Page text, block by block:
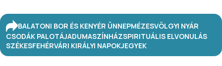
BALATONI BOR ÉS KENYÉR ÜNNEPMÉZESVÖLGYI NYÁR
CSODÁK PALOTÁJADUMASZÍNHÁZSPIRITUÁLIS ELVONULÁS
SZÉKESFEHÉRVÁRI KIRÁLYI NAPOKJEGYEK